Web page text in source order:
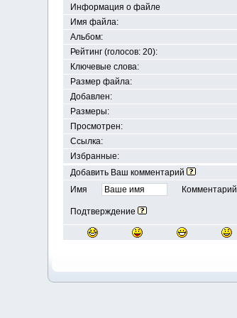
Информация о файле
Имя файла:
Альбом:
Рейтинг (голосов: 20):
Ключевые слова:
Размер файла:
Добавлен:
Размеры:
Просмотрен:
Ссылка:
Избранные:
Добавить Ваш комментарий
Имя
Комментарий
Подтверждение